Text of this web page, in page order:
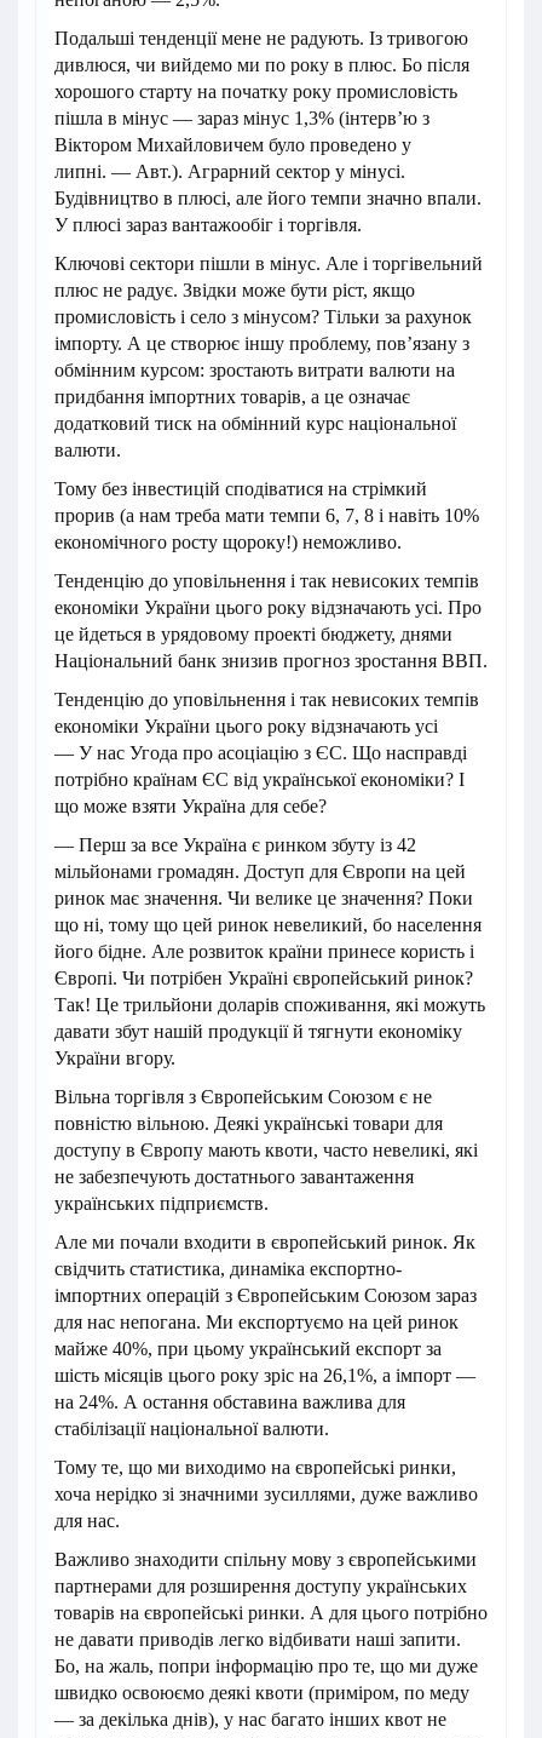
Подальші тенденції мене не радують. Із тривогою
дивлюся, чи вийдемо ми по року в плюс. Бо після
хорошого старту на початку року промисловість
пішла в мінус — зараз мінус 1,3% (інтерв’ю з
Віктором Михайловичем було проведено у
липні. — Авт.). Аграрний сектор у мінусі.
Будівництво в плюсі, але його темпи значно впали.
У плюсі зараз вантажообіг і торгівля.
Ключові сектори пішли в мінус. Але і торгівельний
плюс не радує. Звідки може бути ріст, якщо
промисловість і село з мінусом? Тільки за рахунок
імпорту. А це створює іншу проблему, пов’язану з
обмінним курсом: зростають витрати валюти на
придбання імпортних товарів, а це означає
додатковий тиск на обмінний курс національної
валюти.
Тому без інвестицій сподіватися на стрімкий
прорив (а нам треба мати темпи 6, 7, 8 і навіть 10%
економічного росту щороку!) неможливо.
Тенденцію до уповільнення і так невисоких темпів
економіки України цього року відзначають усі. Про
це йдеться в урядовому проекті бюджету, днями
Національний банк знизив прогноз зростання ВВП.
Тенденцію до уповільнення і так невисоких темпів
економіки України цього року відзначають усі
— У нас Угода про асоціацію з ЄС. Що насправді
потрібно країнам ЄС від української економіки? І
що може взяти Україна для себе?
— Перш за все Україна є ринком збуту із 42
мільйонами громадян. Доступ для Європи на цей
ринок має значення. Чи велике це значення? Поки
що ні, тому що цей ринок невеликий, бо населення
його бідне. Але розвиток країни принесе користь і
Європі. Чи потрібен Україні європейський ринок?
Так! Це трильйони доларів споживання, які можуть
давати збут нашій продукції й тягнути економіку
України вгору.
Вільна торгівля з Європейським Союзом є не
повністю вільною. Деякі українські товари для
доступу в Європу мають квоти, часто невеликі, які
не забезпечують достатнього завантаження
українських підприємств.
Але ми почали входити в європейський ринок. Як
свідчить статистика, динаміка експортно-
імпортних операцій з Європейським Союзом зараз
для нас непогана. Ми експортуємо на цей ринок
майже 40%, при цьому український експорт за
шість місяців цього року зріс на 26,1%, а імпорт —
на 24%. А остання обставина важлива для
стабілізації національної валюти.
Тому те, що ми виходимо на європейські ринки,
хоча нерідко зі значними зусиллями, дуже важливо
для нас.
Важливо знаходити спільну мову з європейськими
партнерами для розширення доступу українських
товарів на європейські ринки. А для цього потрібно
не давати приводів легко відбивати наші запити.
Бо, на жаль, попри інформацію про те, що ми дуже
швидко освоюємо деякі квоти (приміром, по меду
— за декілька днів), у нас багато інших квот не